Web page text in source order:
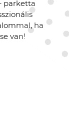
parketta
ha
van!